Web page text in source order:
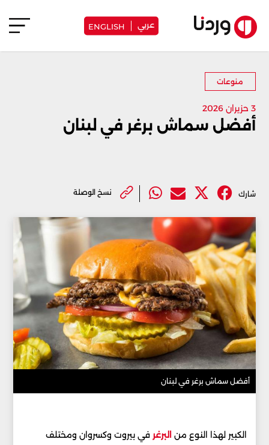
عربي ENGLISH
منوعات
3 حزيران 2026
أفضل سماش برغر في لبنان
شارك نسخ الوصلة
أفضل سماش برغر في لبنان
الكبير لهذا النوع من البرغر في بيروت وكسروان ومختلف